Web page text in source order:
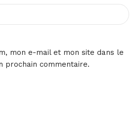
mon e-mail et mon site dans le
prochain commentaire.